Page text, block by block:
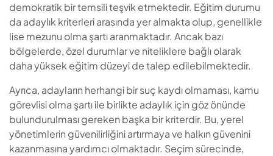
demokratik bir temsili teşvik etmektedir. Eğitim durumu
da adaylık kriterleri arasında yer almakta olup, genellikle
lise mezunu olma şartı aranmaktadır. Ancak bazı
bölgelerde, özel durumlar ve niteliklere bağlı olarak
daha yüksek eğitim düzeyi de talep edilebilmektedir.
Ayrıca, adayların herhangi bir suç kaydı olmaması, kamu
görevlisi olma şartı ile birlikte adaylık için göz önünde
bulundurulması gereken başka bir kriterdir. Bu, yerel
yönetimlerin güvenilirliğini artırmaya ve halkın güvenini
kazanmasına yardımcı olmaktadır. Seçim sürecinde,